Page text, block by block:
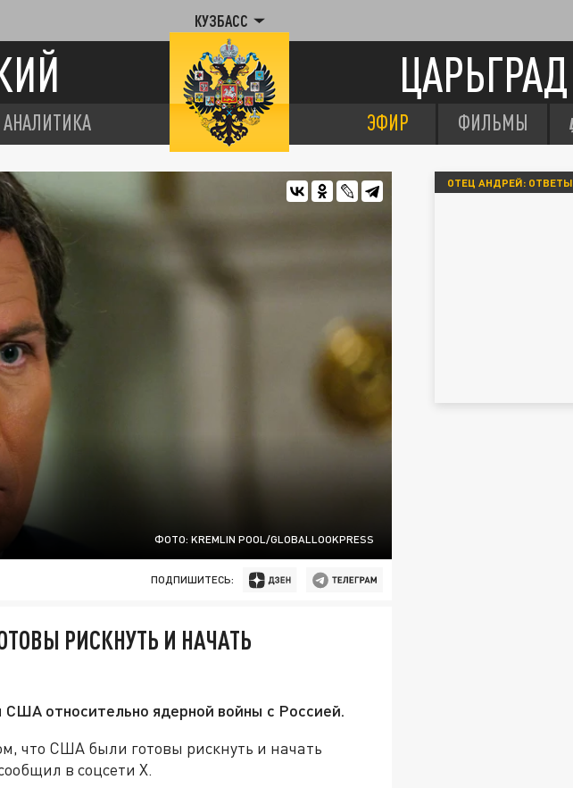
КУЗБАСС
ЦАРЬГРАД
АНАЛИТИКА ЭФИР ФИЛЬМЫ
ФОТО: KREMLIN POOL/GLOBALLOOKPRESS
ПОДПИШИТЕСЬ:
РИСКНУТЬ И НАЧАТЬ
США относительно ядерной войны с Россией.
что США были готовы рискнуть и начать
в соцсети Х.
ОТЕЦ АНДРЕЙ: ОТВЕТЫ